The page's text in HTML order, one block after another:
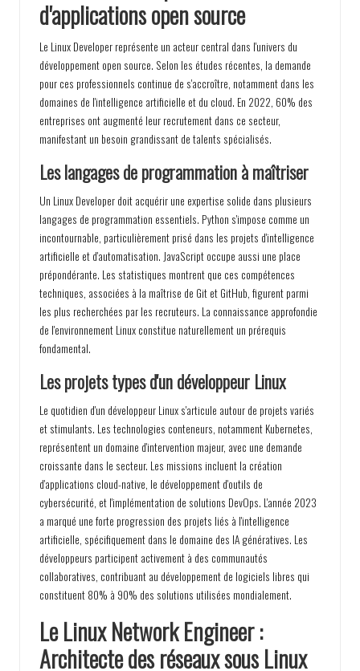
d'applications open source
Le Linux Developer représente un acteur central dans l'univers du
développement open source. Selon les études récentes, la demande
pour ces professionnels continue de s'accroître, notamment dans les
domaines de l'intelligence artificielle et du cloud. En 2022, 60% des
entreprises ont augmenté leur recrutement dans ce secteur,
manifestant un besoin grandissant de talents spécialisés.
Les langages de programmation à maîtriser
Un Linux Developer doit acquérir une expertise solide dans plusieurs
langages de programmation essentiels. Python s'impose comme un
incontournable, particulièrement prisé dans les projets d'intelligence
artificielle et d'automatisation. JavaScript occupe aussi une place
prépondérante. Les statistiques montrent que ces compétences
techniques, associées à la maîtrise de Git et GitHub, figurent parmi
les plus recherchées par les recruteurs. La connaissance approfondie
de l'environnement Linux constitue naturellement un prérequis
fondamental.
Les projets types d'un développeur Linux
Le quotidien d'un développeur Linux s'articule autour de projets variés
et stimulants. Les technologies conteneurs, notamment Kubernetes,
représentent un domaine d'intervention majeur, avec une demande
croissante dans le secteur. Les missions incluent la création
d'applications cloud-native, le développement d'outils de
cybersécurité, et l'implémentation de solutions DevOps. L'année 2023
a marqué une forte progression des projets liés à l'intelligence
artificielle, spécifiquement dans le domaine des IA génératives. Les
développeurs participent activement à des communautés
collaboratives, contribuant au développement de logiciels libres qui
constituent 80% à 90% des solutions utilisées mondialement.
Le Linux Network Engineer :
Architecte des réseaux sous Linux